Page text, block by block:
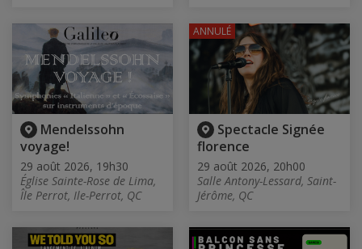
Mendelssohn
voyage!
29 août 2026, 19h30
Église Sainte-Rose de Lima,
Île Perrot, Ile-Perrot, QC
Spectacle Signée
florence
29 août 2026, 20h00
Salle Antony-Lessard, Saint-
Jérôme, QC
ANNULÉ